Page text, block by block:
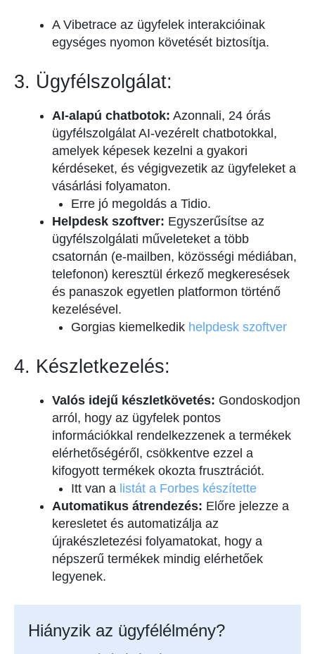
A Vibetrace az ügyfelek interakcióinak
egységes nyomon követését biztosítja.
3. Ügyfélszolgálat:
AI-alapú chatbotok: Azonnali, 24 órás
ügyfélszolgálat AI-vezérelt chatbotokkal,
amelyek képesek kezelni a gyakori
kérdéseket, és végigvezetik az ügyfeleket a
vásárlási folyamaton.
Erre jó megoldás a Tidio.
Helpdesk szoftver: Egyszerűsítse az
ügyfélszolgálati műveleteket a több
csatornán (e-mailben, közösségi médiában,
telefonon) keresztül érkező megkeresések
és panaszok egyetlen platformon történő
kezelésével.
Gorgias kiemelkedik helpdesk szoftver
4. Készletkezelés:
Valós idejű készletkövetés: Gondoskodjon
arról, hogy az ügyfelek pontos
információkkal rendelkezzenek a termékek
elérhetőségéről, csökkentve ezzel a
kifogyott termékek okozta frusztrációt.
Itt van a listát a Forbes készítette
Automatikus átrendezés: Előre jelezze a
keresletet és automatizálja az
újrakészletezési folyamatokat, hogy a
népszerű termékek mindig elérhetőek
legyenek.
Hiányzik az ügyfélélmény?